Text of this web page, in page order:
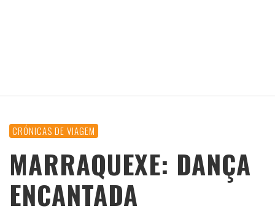
CRÓNICAS DE VIAGEM
MARRAQUEXE: DANÇA
ENCANTADA